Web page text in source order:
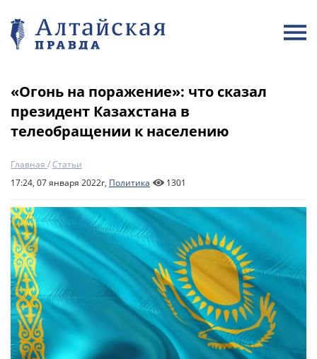
«Огонь на поражение»: что сказал
президент Казахстана в
телеобращении к населению
Главная /Статьи
17:24, 07 января 2022г, Политика 1301